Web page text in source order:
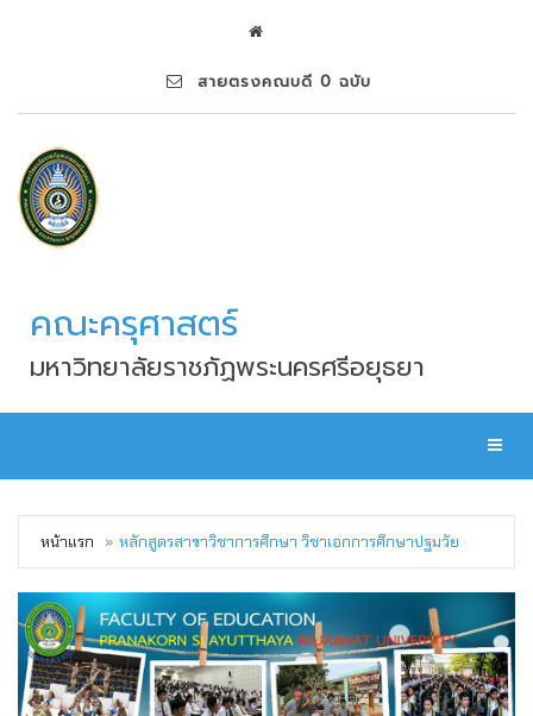
สายตรงคณบดี 0 ฉบับ
คณะครุศาสตร์
มหาวิทยาลัยราชภัฏพระนครศรีอยุธยา
หน้าแรก หลักสูตรสาขาวิชาการศึกษา วิชาเอกการศึกษาปฐมวัย